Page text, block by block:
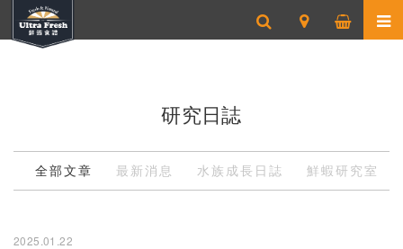
研究日誌
全部文章 最新消息 水族成長日誌 鮮蝦研究室
2025.01.22